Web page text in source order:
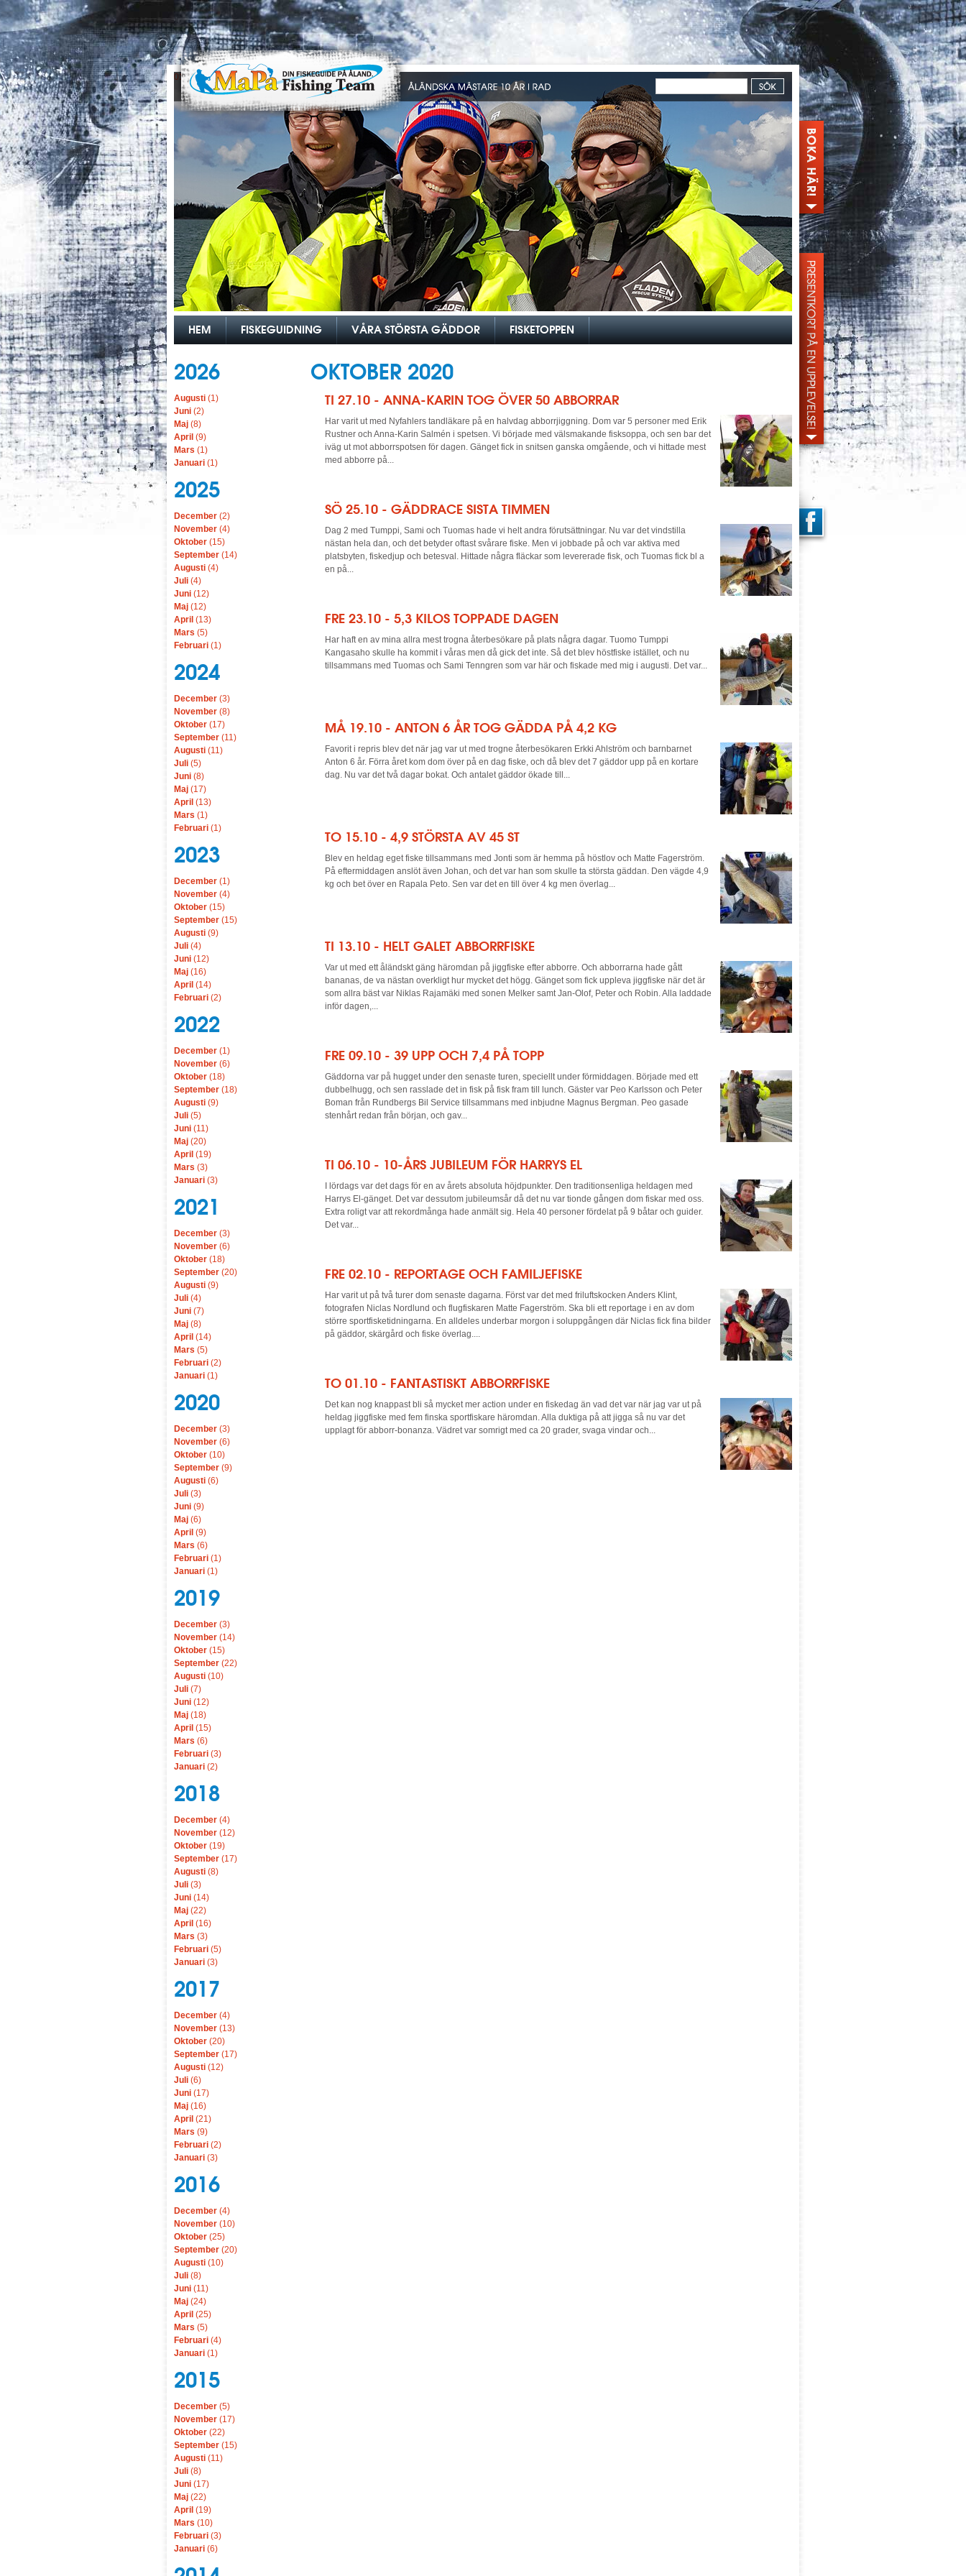
01234
HEM FISKEGUIDNING VÅRA STÖRSTA GÄDDOR FISKETOPPEN
2026
Augusti (1)
Juni (2)
Maj (8)
April (9)
Mars (1)
Januari (1)
2025
December (2)
November (4)
Oktober (15)
September (14)
Augusti (4)
Juli (4)
Juni (12)
Maj (12)
April (13)
Mars (5)
Februari (1)
2024
December (3)
November (8)
Oktober (17)
September (11)
Augusti (11)
Juli (5)
Juni (8)
Maj (17)
April (13)
Mars (1)
Februari (1)
2023
December (1)
November (4)
Oktober (15)
September (15)
Augusti (9)
Juli (4)
Juni (12)
Maj (16)
April (14)
Februari (2)
2022
December (1)
November (6)
Oktober (18)
September (18)
Augusti (9)
Juli (5)
Juni (11)
Maj (20)
April (19)
Mars (3)
Januari (3)
2021
December (3)
November (6)
Oktober (18)
September (20)
Augusti (9)
Juli (4)
Juni (7)
Maj (8)
April (14)
Mars (5)
Februari (2)
Januari (1)
2020
December (3)
November (6)
Oktober (10)
September (9)
Augusti (6)
Juli (3)
Juni (9)
Maj (6)
April (9)
Mars (6)
Februari (1)
Januari (1)
2019
December (3)
November (14)
Oktober (15)
September (22)
Augusti (10)
Juli (7)
Juni (12)
Maj (18)
April (15)
Mars (6)
Februari (3)
Januari (2)
2018
December (4)
November (12)
Oktober (19)
September (17)
Augusti (8)
Juli (3)
Juni (14)
Maj (22)
April (16)
Mars (3)
Februari (5)
Januari (3)
2017
December (4)
November (13)
Oktober (20)
September (17)
Augusti (12)
Juli (6)
Juni (17)
Maj (16)
April (21)
Mars (9)
Februari (2)
Januari (3)
2016
December (4)
November (10)
Oktober (25)
September (20)
Augusti (10)
Juli (8)
Juni (11)
Maj (24)
April (25)
Mars (5)
Februari (4)
Januari (1)
2015
December (5)
November (17)
Oktober (22)
September (15)
Augusti (11)
Juli (8)
Juni (17)
Maj (22)
April (19)
Mars (10)
Februari (3)
Januari (6)
OKTOBER 2020
TI 27.10 - ANNA-KARIN TOG ÖVER 50 ABBORRAR
Har varit ut med Nyfahlers tandläkare på en halvdag abborrjiggning. Dom var 5 personer med Erik
Rustner och Anna-Karin Salmén i spetsen. Vi började med välsmakande fisksoppa, och sen bar det
iväg ut mot abborrspotsen för dagen. Gänget fick in snitsen ganska omgående, och vi hittade mest
med abborre på...
SÖ 25.10 - GÄDDRACE SISTA TIMMEN
Dag 2 med Tumppi, Sami och Tuomas hade vi helt andra förutsättningar. Nu var det vindstilla
nästan hela dan, och det betyder oftast svårare fiske. Men vi jobbade på och var aktiva med
platsbyten, fiskedjup och betesval. Hittade några fläckar som levererade fisk, och Tuomas fick bl a
en på...
FRE 23.10 - 5,3 KILOS TOPPADE DAGEN
Har haft en av mina allra mest trogna återbesökare på plats några dagar. Tuomo Tumppi
Kangasaho skulle ha kommit i våras men då gick det inte. Så det blev höstfiske istället, och nu
tillsammans med Tuomas och Sami Tenngren som var här och fiskade med mig i augusti. Det var...
MÅ 19.10 - ANTON 6 ÅR TOG GÄDDA PÅ 4,2 KG
Favorit i repris blev det när jag var ut med trogne återbesökaren Erkki Ahlström och barnbarnet
Anton 6 år. Förra året kom dom över på en dag fiske, och då blev det 7 gäddor upp på en kortare
dag. Nu var det två dagar bokat. Och antalet gäddor ökade till...
TO 15.10 - 4,9 STÖRSTA AV 45 ST
Blev en heldag eget fiske tillsammans med Jonti som är hemma på höstlov och Matte Fagerström.
På eftermiddagen anslöt även Johan, och det var han som skulle ta största gäddan. Den vägde 4,9
kg och bet över en Rapala Peto. Sen var det en till över 4 kg men överlag...
TI 13.10 - HELT GALET ABBORRFISKE
Var ut med ett åländskt gäng häromdan på jiggfiske efter abborre. Och abborrarna hade gått
bananas, de va nästan overkligt hur mycket det högg. Gänget som fick uppleva jiggfiske när det är
som allra bäst var Niklas Rajamäki med sonen Melker samt Jan-Olof, Peter och Robin. Alla laddade
inför dagen,...
FRE 09.10 - 39 UPP OCH 7,4 PÅ TOPP
Gäddorna var på hugget under den senaste turen, speciellt under förmiddagen. Började med ett
dubbelhugg, och sen rasslade det in fisk på fisk fram till lunch. Gäster var Peo Karlsson och Peter
Boman från Rundbergs Bil Service tillsammans med inbjudne Magnus Bergman. Peo gasade
stenhårt redan från början, och gav...
TI 06.10 - 10-ÅRS JUBILEUM FÖR HARRYS EL
I lördags var det dags för en av årets absoluta höjdpunkter. Den traditionsenliga heldagen med
Harrys El-gänget. Det var dessutom jubileumsår då det nu var tionde gången dom fiskar med oss.
Extra roligt var att rekordmånga hade anmält sig. Hela 40 personer fördelat på 9 båtar och guider.
Det var...
FRE 02.10 - REPORTAGE OCH FAMILJEFISKE
Har varit ut på två turer dom senaste dagarna. Först var det med friluftskocken Anders Klint,
fotografen Niclas Nordlund och flugfiskaren Matte Fagerström. Ska bli ett reportage i en av dom
större sportfisketidningarna. En alldeles underbar morgon i soluppgången där Niclas fick fina bilder
på gäddor, skärgård och fiske överlag....
TO 01.10 - FANTASTISKT ABBORRFISKE
Det kan nog knappast bli så mycket mer action under en fiskedag än vad det var när jag var ut på
heldag jiggfiske med fem finska sportfiskare häromdan. Alla duktiga på att jigga så nu var det
upplagt för abborr-bonanza. Vädret var somrigt med ca 20 grader, svaga vindar och...